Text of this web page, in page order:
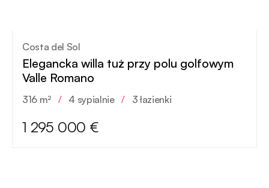
Costa del Sol
Elegancka willa tuż przy polu golfowym
Valle Romano
316 m² / 4 sypialnie / 3 łazienki
1 295 000 €